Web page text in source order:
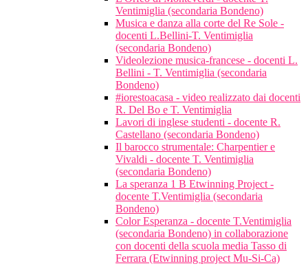
Ventimiglia (secondaria Bondeno)
Musica e danza alla corte del Re Sole -
docenti L.Bellini-T. Ventimiglia
(secondaria Bondeno)
Videolezione musica-francese - docenti L.
Bellini - T. Ventimiglia (secondaria
Bondeno)
#iorestoacasa - video realizzato dai docenti
R. Del Bo e T. Ventimiglia
Lavori di inglese studenti - docente R.
Castellano (secondaria Bondeno)
Il barocco strumentale: Charpentier e
Vivaldi - docente T. Ventimiglia
(secondaria Bondeno)
La speranza 1 B Etwinning Project -
docente T.Ventimiglia (secondaria
Bondeno)
Color Esperanza - docente T.Ventimiglia
(secondaria Bondeno) in collaborazione
con docenti della scuola media Tasso di
Ferrara (Etwinning project Mu-Si-Ca)